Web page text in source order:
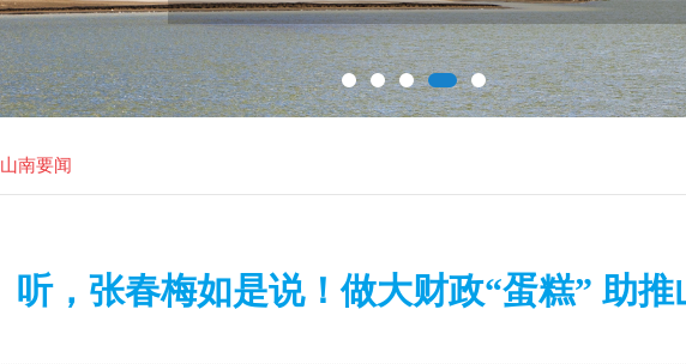
山南要闻
听，张春梅如是说！做大财政“蛋糕” 助推